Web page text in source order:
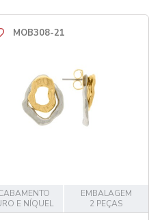
MOB308-21
E NÍQUEL
EMBALAGEM
2 PEÇAS